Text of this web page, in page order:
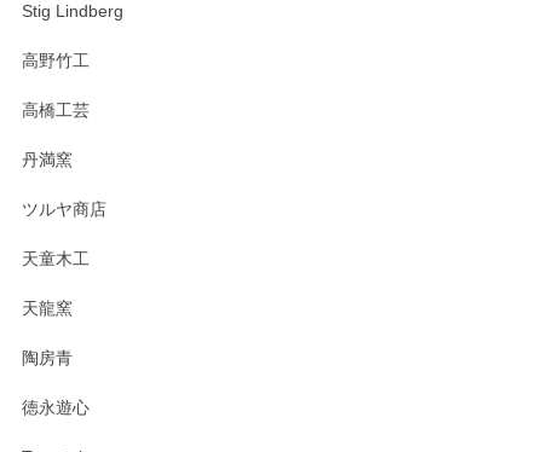
Stig Lindberg
高野竹工
高橋工芸
丹満窯
ツルヤ商店
天童木工
天龍窯
陶房青
徳永遊心